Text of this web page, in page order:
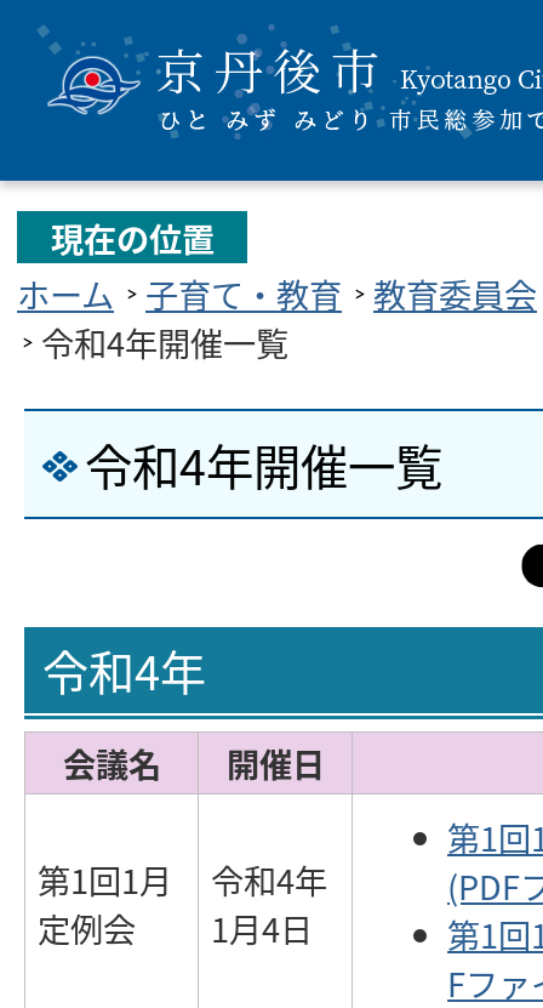
現在の位置
ホーム
子育て・教育
教育委員会
令和4年開催一覧
令和4年開催一覧
令和4年
会議名 開催日
第1回1月
定例会
令和4年
1月4日
第1回
(PDF
第1回
Fフ